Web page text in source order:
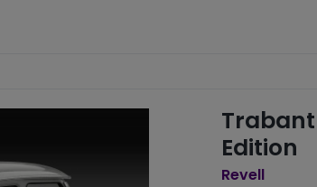
Edition
Revell